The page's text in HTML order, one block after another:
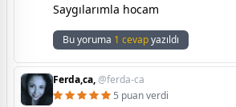
Saygılarımla hocam
Bu yoruma 1 cevapyazıldı
Ferda,ca,@ferda-ca
5 puan verdi